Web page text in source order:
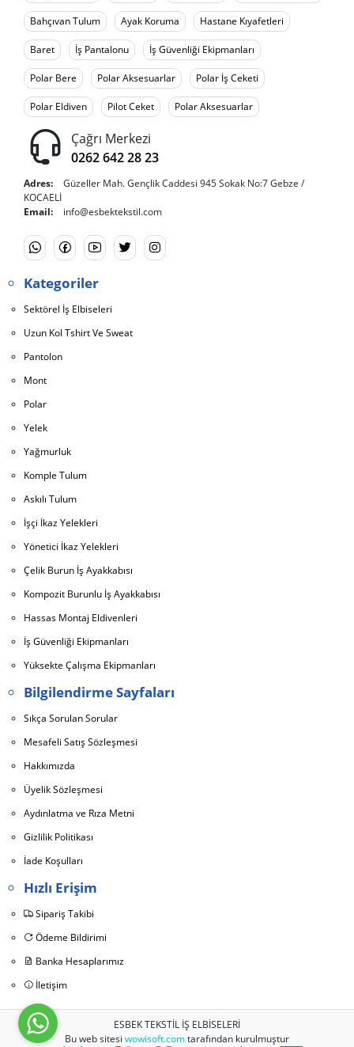
Bahçıvan Tulum Ayak Koruma Hastane Kıyafetleri
Baret İş Pantalonu İş Güvenliği Ekipmanları
Polar Bere Polar Aksesuarlar Polar İş Ceketi
Polar Eldiven Pilot Ceket Polar Aksesuarlar
Çağrı Merkezi
0262 642 28 23
Adres:
Güzeller Mah. Gençlik Caddesi 945 Sokak No:7 Gebze /
KOCAELİ
Email:
info@esbektekstil.com
Kategoriler
Sektörel İş Elbiseleri
Uzun Kol Tshirt Ve Sweat
Pantolon
Mont
Polar
Yelek
Yağmurluk
Komple Tulum
Askılı Tulum
İşçi İkaz Yelekleri
Yönetici İkaz Yelekleri
Çelik Burun İş Ayakkabısı
Kompozit Burunlu İş Ayakkabısı
Hassas Montaj Eldivenleri
İş Güvenliği Ekipmanları
Yüksekte Çalışma Ekipmanları
Bilgilendirme Sayfaları
Sıkça Sorulan Sorular
Mesafeli Satış Sözleşmesi
Hakkımızda
Üyelik Sözleşmesi
Aydınlatma ve Rıza Metni
Gizlilik Politikası
İade Koşulları
Hızlı Erişim
Sipariş Takibi
Ödeme Bildirimi
Banka Hesaplarımız
İletişim
ESBEK TEKSTİL İŞ ELBİSELERİ
Bu web sitesi wowisoft.comtarafından kurulmuştur